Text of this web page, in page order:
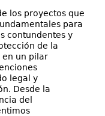
los proyectos que
para
contundentes y
de la
en un pilar
legal y
Desde la
del